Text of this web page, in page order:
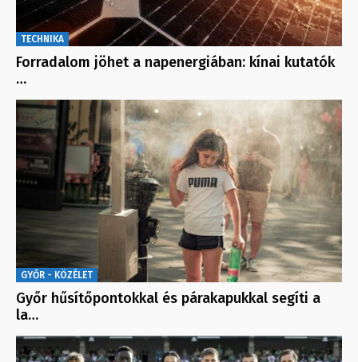
TECHNIKA
Forradalom jöhet a napenergiában: kínai kutatók
…
GYŐR - KÖZÉLET
Győr hűsítőpontokkal és párakapukkal segíti a
la…